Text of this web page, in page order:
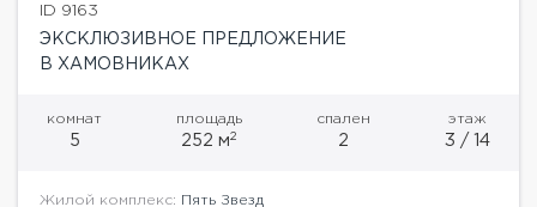
ID 9163
ЭКСКЛЮЗИВНОЕ ПРЕДЛОЖЕНИЕ
В ХАМОВНИКАХ
комнат
5
площадь
252 м2
спален
2
этаж
3 / 14
Жилой комплекс: Пять Звезд